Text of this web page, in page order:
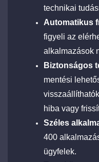
technikai
Automatikus
figyeli az
alkalmazások
Biztonságos
mentési
hiba vagy
Széles
400
ügyfelek.